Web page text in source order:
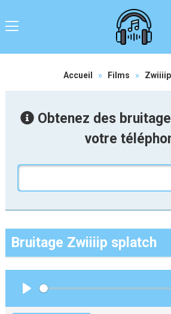
Accueil » Films »
Obtenez des
votre
Bruitage Zwiiiip splatch